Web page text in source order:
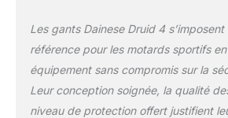
Les gants Dainese Druid 4
référence pour les motards sportifs en
équipement sans compromis sur la
Leur conception soignée, la qualité
niveau de protection offert justifient